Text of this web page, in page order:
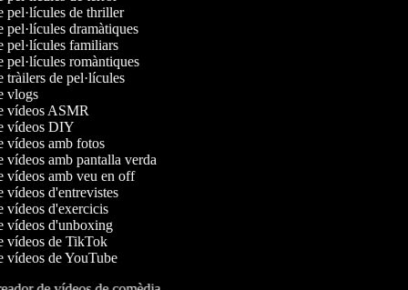
pel·lícules de thriller
pel·lícules dramàtiques
pel·lícules familiars
pel·lícules romàntiques
tràilers de pel·lícules
vlogs
vídeos ASMR
vídeos DIY
vídeos amb fotos
vídeos amb pantalla verda
vídeos amb veu en off
vídeos d'entrevistes
vídeos d'exercicis
vídeos d'unboxing
vídeos de TikTok
vídeos de YouTube